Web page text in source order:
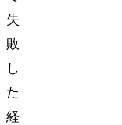
失
敗
し
た
経